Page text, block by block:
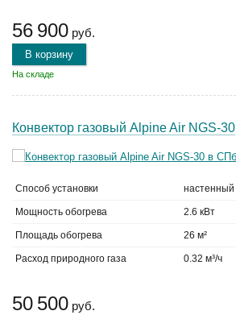
56 900 руб.
В корзину
На складе
Конвектор газовый Alpine Air NGS-30
Способ установки настенный
Мощность обогрева 2.6 кВт
Площадь обогрева 26 м²
Расход природного газа 0.32 м³/ч
50 500 руб.